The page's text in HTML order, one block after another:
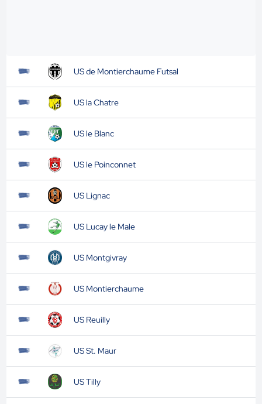
US de Montierchaume Futsal
US la Chatre
US le Blanc
US le Poinconnet
US Lignac
US Lucay le Male
US Montgivray
US Montierchaume
US Reuilly
US St. Maur
US Tilly